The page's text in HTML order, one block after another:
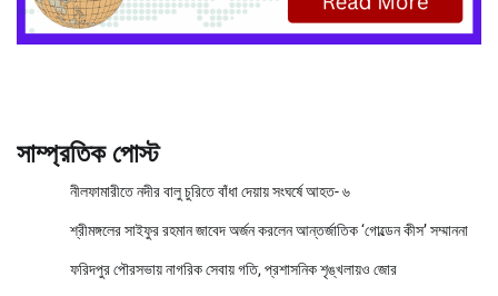
সাম্প্রতিক পোস্ট
নীলফামারীতে নদীর বালু চুরিতে বাঁধা দেয়ায় সংঘর্ষে আহত- ৬
শ্রীমঙ্গলের সাইফুর রহমান জাবেদ অর্জন করলেন আন্তর্জাতিক ‘গোল্ডেন কীস’ সম্মাননা
ফরিদপুর পৌরসভায় নাগরিক সেবায় গতি, প্রশাসনিক শৃঙ্খলায়ও জোর